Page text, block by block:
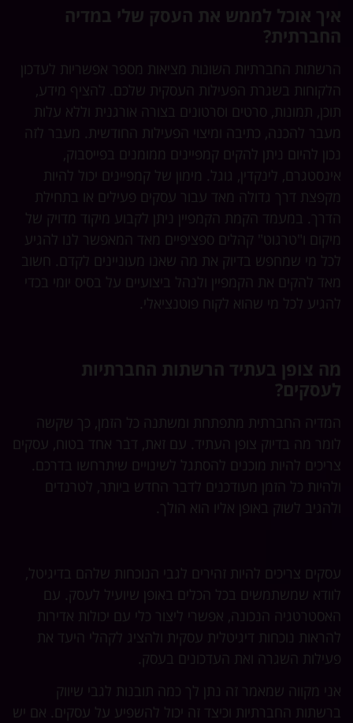
איך אוכל לממש את העסק שלי במדיה
החברתית?
הרשתות החברתיות השונות מציאות מספר אפשריות לעדכון
הלקוחות בשגרת הפעילות העסקית שלכם. להציף מידע,
תוכן, תמונות, סרטים וסרטונים בצורה אורגנית וללא עלות
מעבר להכנה, כתיבה ומיצוי הפעילות החודשית. מעבר לזה
נכון להיום ניתן להקים קמפיינים ממומנים בפייסבוק,
אינסטגרם, לינקדין, גוגל. מימון של קמפיינים יכול להיות
מקפצת דרך גדולה מאד עבור עסקים פעילים או בתחילת
הדרך. במעמד הקמת הקמפיין ניתן לקבוע מיקוד מדויק של
מיקום ו"טרגוט" קהלים ספציפיים מאד המאפשר לנו להגיע
לכל מי שמחפש בדיוק את מה שאנו מעוניינים לקדם. חשוב
מאד להקים את הקמפיין ולנהל ביצועיים על בסיס יומי בכדי
להגיע לכל מי שהוא לקוח פוטנציאלי.
מה צופן בעתיד הרשתות החברתיות
לעסקים?
המדיה החברתית מתפתחת ומשתנה כל הזמן, כך שקשה
לומר מה בדיוק צופן העתיד. עם זאת, דבר אחד בטוח, עסקים
צריכים להיות מוכנים להסתגל לשינויים שיתרחשו בדרכם.
ולהיות כל הזמן מעודכנים לדבר החדש ביותר, לטרנדים
ולהגיב לשוק באופן אליו הוא הולך.
עסקים צריכים להיות זהירים לגבי הנוכחות שלהם בדיגיטל,
לוודא שמשתמשים בכל הכלים באופן שיועיל לעסק. עם
האסטרטגיה הנכונה, אפשרי ליצור כלי עם יכולות אדירות
להראות נוכחות דיגיטלית עסקית ולהציג לקהלי היעד את
פעילות השגרה ואת העדכונים בעסק.
אני מקווה שמאמר זה נתן לך כמה תובנות לגבי שיווק
ברשתות החברתיות וכיצד זה יכול להשפיע על עסקים. אם יש